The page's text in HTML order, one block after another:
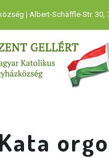
| Albert-Schäffle-Str. 30,